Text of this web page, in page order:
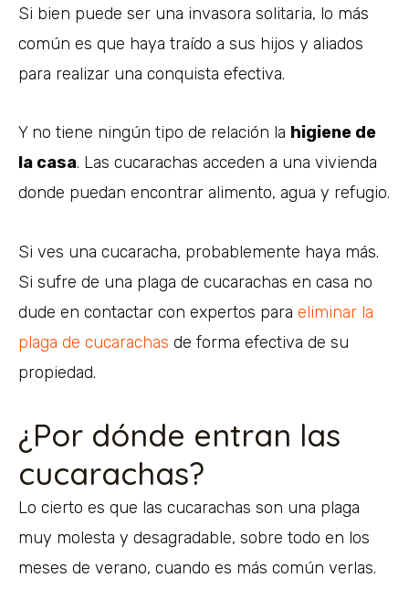
Si bien puede ser una invasora solitaria, lo más
común es que haya traído a sus hijos y aliados
para realizar una conquista efectiva.
Y no tiene ningún tipo de relación la higiene de
la casa. Las cucarachas acceden a una vivienda
donde puedan encontrar alimento, agua y refugio.
Si ves una cucaracha, probablemente haya más.
Si sufre de una plaga de cucarachas en casa no
dude en contactar con expertos para eliminar la
plaga de cucarachas de forma efectiva de su
propiedad.
¿Por dónde entran las
cucarachas?
Lo cierto es que las cucarachas son una plaga
muy molesta y desagradable, sobre todo en los
meses de verano, cuando es más común verlas.